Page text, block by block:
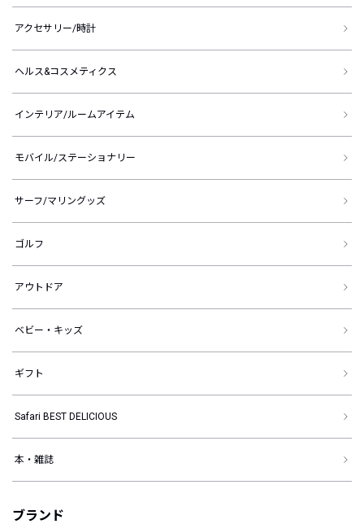
アクセサリー/時計
ヘルス&コスメティクス
インテリア/ルームアイテム
モバイル/ステーショナリー
サーフ/マリングッズ
ゴルフ
アウトドア
ベビー・キッズ
ギフト
Safari BEST DELICIOUS
本・雑誌
ブランド